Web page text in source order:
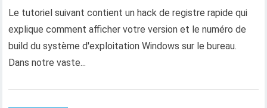
Le tutoriel suivant contient un hack de registre rapide qui
explique comment afficher votre version et le numéro de
build du système d'exploitation Windows sur le bureau.
Dans notre vaste...